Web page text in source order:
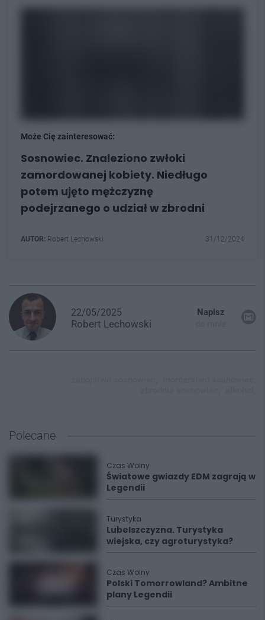
Może Cię zainteresować:
Sosnowiec. Znaleziono zwłoki
zamordowanej kobiety. Niedługo
potem ujęto mężczyznę
podejrzanego o udział w zbrodni
AUTOR: Robert Lechowski 31/12/2024
22/05/2025
Robert Lechowski
Napisz
Polecane
Czas Wolny
Światowe gwiazdy EDM zagrają w
Legendii
Turystyka
Lubelszczyzna. Turystyka
wiejska, czy agroturystyka?
Czas Wolny
Polski Tomorrowland? Ambitne
plany Legendii